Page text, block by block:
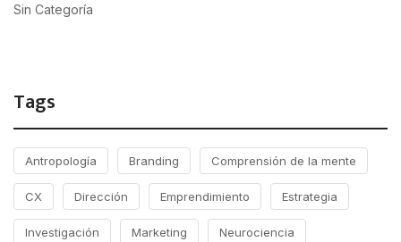
Sin Categoría
Tags
Antropología Branding Comprensión de la mente
CX Dirección Emprendimiento Estrategia
Investigación Marketing Neurociencia